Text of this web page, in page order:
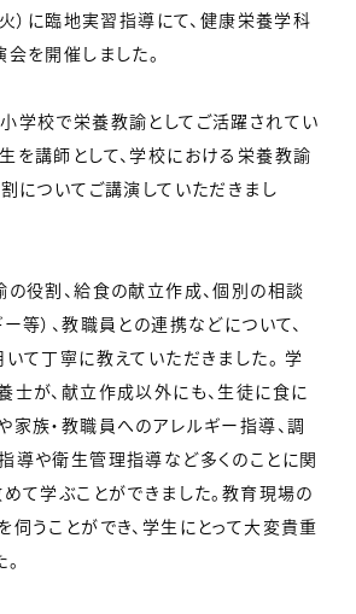
）に臨地実習指導にて、健康栄養学科
を開催しました。
学校で栄養教諭としてご活躍されてい
講師として、学校における栄養教諭
についてご講演していただきまし
の役割、給食の献立作成、個別の相談
等）、教職員との連携などについて、
て丁寧に教えていただきました。 学
士が、献立作成以外にも、生徒に食に
家族・教職員へのアレルギー指導、調
導や衛生管理指導など多くのことに関
て学ぶことができました。教育現場の
うことができ、学生にとって大変貴重
。